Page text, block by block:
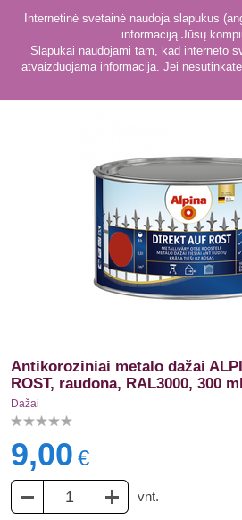
Internetinė svetainė naudoja slapukus
informaciją Jūsų
Slapukai naudojami tam, kad interneto
atvaizduojama informacija. Jei
Dažai
Antikoroziniai metalo dažai
ROST, raudona, RAL3000, 300
Dažai
9,00 €
vnt.